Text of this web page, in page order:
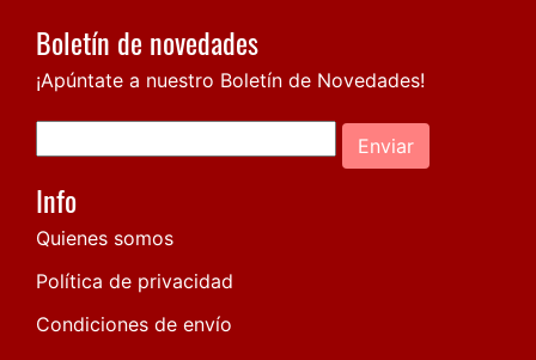
Boletín de novedades
¡Apúntate a nuestro Boletín de Novedades!
Enviar
Info
Quienes somos
Política de privacidad
Condiciones de envío